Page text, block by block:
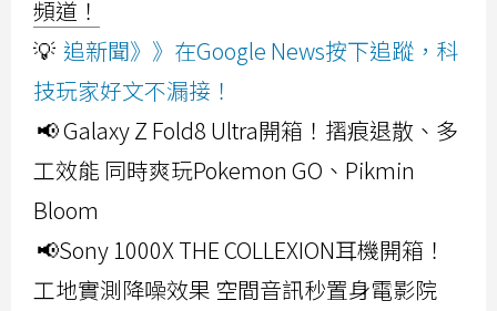
頻道！
💡 追新聞》》在Google News按下追蹤，科
技玩家好文不漏接！
📢 Galaxy Z Fold8 Ultra開箱！摺痕退散、多
工效能 同時爽玩Pokemon GO、Pikmin
Bloom
📢Sony 1000X THE COLLEXION耳機開箱！
工地實測降噪效果 空間音訊秒置身電影院